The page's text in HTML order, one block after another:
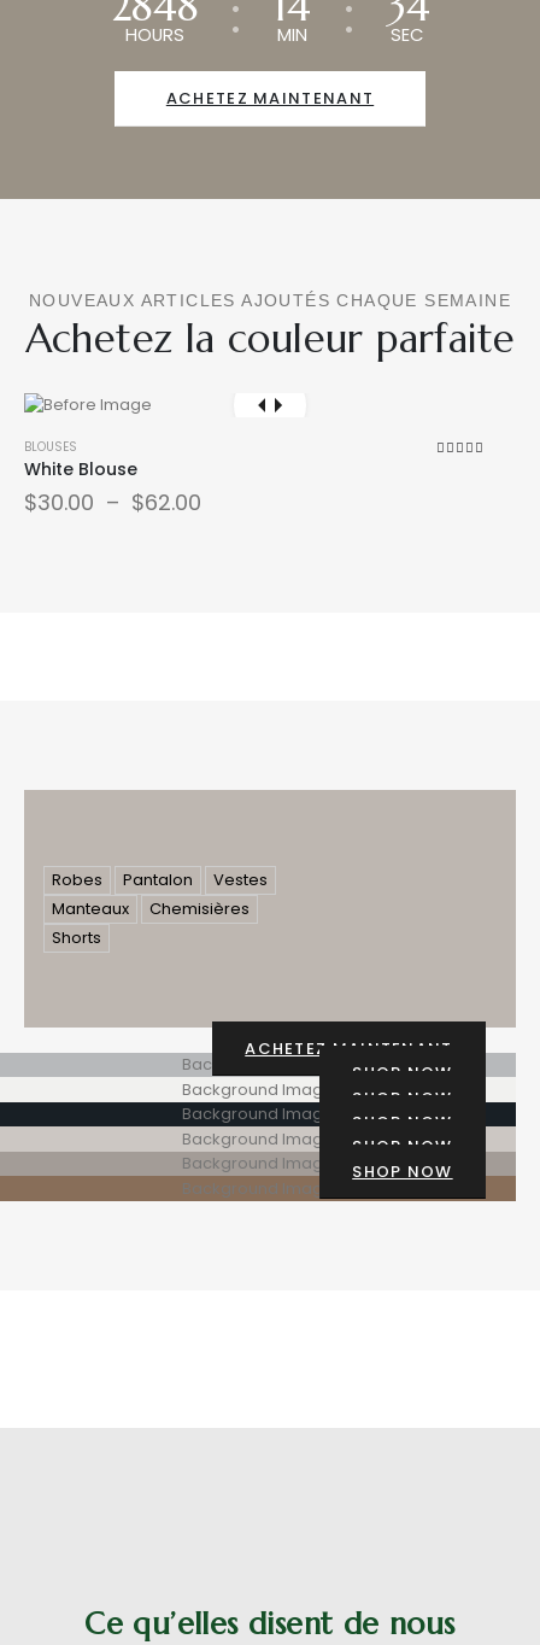
HOURS MIN SEC
ACHETEZ MAINTENANT
NOUVEAUX ARTICLES AJOUTÉS CHAQUE SEMAINE
Achetez la couleur parfaite
BLOUSES
White Blouse
$30.00 – $62.00
Robes Pantalon
Vestes
Manteaux
Chemisières
Shorts
ACHETEZ MAINTENANT
SHOP NOW
SHOP NOW
SHOP NOW
SHOP NOW
SHOP NOW
Ce qu’elles disent de nous